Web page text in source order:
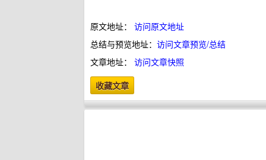
原文地址： 访问原文地址
总结与预览地址： 访问文章预览/总结
文章地址： 访问文章快照